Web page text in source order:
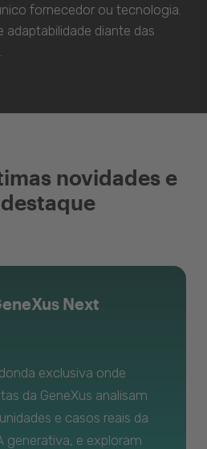
fornecedor ou tecnologia.
adaptabilidade diante das
novidades e
Next
exclusiva onde
da GeneXus analisam
e casos reais da
generativa, e exploram